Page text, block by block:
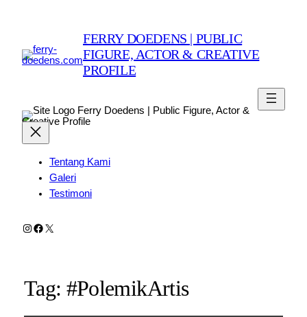
FERRY DOEDENS | PUBLIC
FIGURE, ACTOR & CREATIVE
PROFILE
Ferry Doedens | Public Figure, Actor &
Creative Profile
Tentang Kami
Galeri
Testimoni
Instagram
Facebook
X
Tag: #PolemikArtis